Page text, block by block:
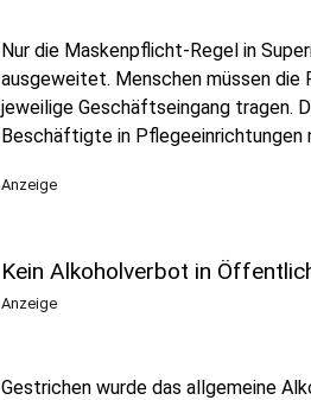
Nur die Maskenpflicht-Regel in
ausgeweitet. Menschen müssen die
jeweilige Geschäftseingang tragen.
Beschäftigte in Pflegeeinrichtungen
Anzeige
Kein Alkoholverbot in
Anzeige
Gestrichen wurde das allgemeine